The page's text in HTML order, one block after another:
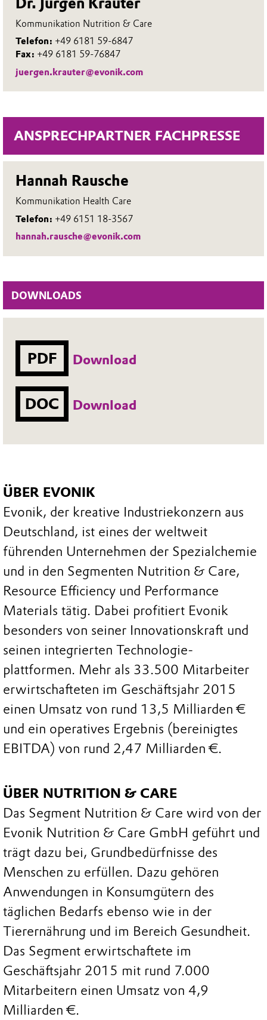
Kommunikation Nutrition & Care
Telefon: +49 6181 59-6847
Fax: +49 6181 59-76847
juergen.krauter@evonik.com
ANSPRECHPARTNER FACHPRESSE
Hannah Rausche
Kommunikation Health Care
Telefon: +49 6151 18-3567
hannah.rausche@evonik.com
DOWNLOADS
PDF Download
DOC Download
ÜBER EVONIK
Evonik, der kreative Industriekonzern aus
Deutschland, ist eines der weltweit
führenden Unternehmen der Spezialchemie
und in den Segmenten Nutrition & Care,
Resource Efficiency und Performance
Materials tätig. Dabei profitiert Evonik
besonders von seiner Innovationskraft und
seinen integrierten Technologie-
plattformen. Mehr als 33.500 Mitarbeiter
erwirtschafteten im Geschäftsjahr 2015
einen Umsatz von rund 13,5 Milliarden €
und ein operatives Ergebnis (bereinigtes
EBITDA) von rund 2,47 Milliarden €.
ÜBER NUTRITION & CARE
Das Segment Nutrition & Care wird von der
Evonik Nutrition & Care GmbH geführt und
trägt dazu bei, Grundbedürfnisse des
Menschen zu erfüllen. Dazu gehören
Anwendungen in Konsumgütern des
täglichen Bedarfs ebenso wie in der
Tierernährung und im Bereich Gesundheit.
Das Segment erwirtschaftete im
Geschäftsjahr 2015 mit rund 7.000
Mitarbeitern einen Umsatz von 4,9
Milliarden €.